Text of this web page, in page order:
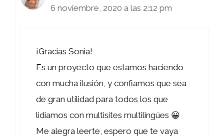
6 noviembre, 2020 a las 2:12 pm
¡Gracias Sonia!
Es un proyecto que estamos haciendo
con mucha ilusión, y confiamos que sea
de gran utilidad para todos los que
lidiamos con multisites multilingúes 😀
Me alegra leerte, espero que te vaya